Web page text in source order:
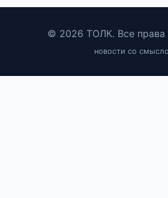
© 2026 ТОЛК. Все
новости со